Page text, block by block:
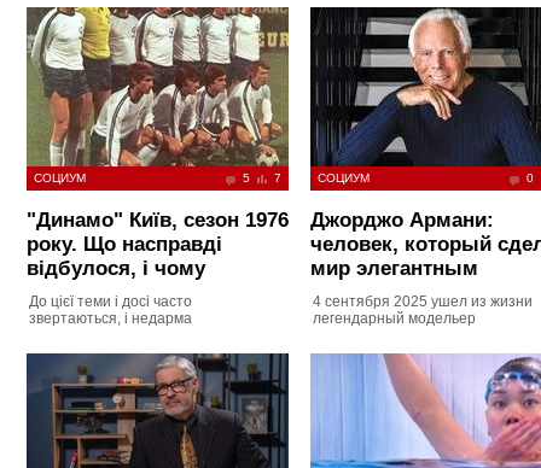
СОЦИУМ 5 7
"Динамо" Київ, сезон 1976
року. Що насправді
відбулося, і чому
До цієї теми і досі часто
звертаються, і недарма
СОЦИУМ 0
Джорджо Армани:
человек, который
мир элегантным
4 сентября 2025 ушел из жизни
легендарный модельер